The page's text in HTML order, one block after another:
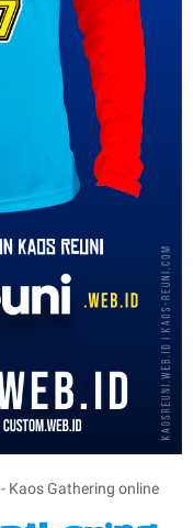
Kaos Gathering online